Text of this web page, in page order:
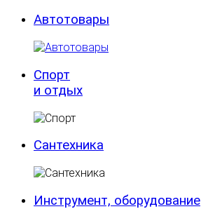
Автотовары
Спорт
и отдых
Сантехника
Инструмент, оборудование